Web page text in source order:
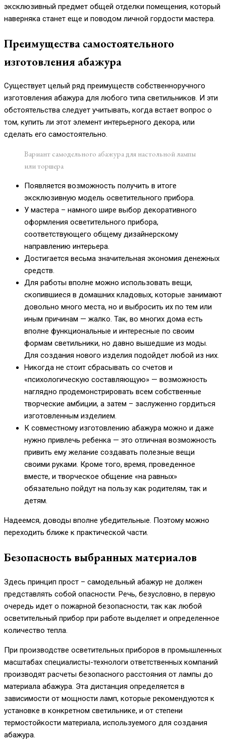
эксклюзивный предмет общей отделки помещения, который
наверняка станет еще и поводом личной гордости мастера.
Преимущества самостоятельного
изготовления абажура
Существует целый ряд преимуществ собственноручного
изготовления абажура для любого типа светильников. И эти
обстоятельства следует учитывать, когда встает вопрос о
том, купить ли этот элемент интерьерного декора, или
сделать его самостоятельно.
Вариант самодельного абажура для настольной лампы
или торшера
Появляется возможность получить в итоге
эксклюзивную модель осветительного прибора.
У мастера – намного шире выбор декоративного
оформления осветительного прибора,
соответствующего общему дизайнерскому
направлению интерьера.
Достигается весьма значительная экономия денежных
средств.
Для работы вполне можно использовать вещи,
скопившиеся в домашних кладовых, которые занимают
довольно много места, но и выбросить их по тем или
иным причинам — жалко. Так, во многих дома есть
вполне функциональные и интересные по своим
формам светильники, но давно вышедшие из моды.
Для создания нового изделия подойдет любой из них.
Никогда не стоит сбрасывать со счетов и
«психологическую составляющую» — возможность
наглядно продемонстрировать всем собственные
творческие амбиции, а затем – заслуженно гордиться
изготовленным изделием.
К совместному изготовлению абажура можно и даже
нужно привлечь ребенка — это отличная возможность
привить ему желание создавать полезные вещи
своими руками. Кроме того, время, проведенное
вместе, и творческое общение «на равных»
обязательно пойдут на пользу как родителям, так и
детям.
Надеемся, доводы вполне убедительные. Поэтому можно
переходить ближе к практической части.
Безопасность выбранных материалов
Здесь принцип прост – самодельный абажур не должен
представлять собой опасности. Речь, безусловно, в первую
очередь идет о пожарной безопасности, так как любой
осветительный прибор при работе выделяет и определенное
количество тепла.
При производстве осветительных приборов в промышленных
масштабах специалисты-технологи ответственных компаний
производят расчеты безопасного расстояния от лампы до
материала абажура. Эта дистанция определяется в
зависимости от мощности ламп, которые рекомендуются к
установке в конкретном светильнике, и от степени
термостойкости материала, используемого для создания
абажура.